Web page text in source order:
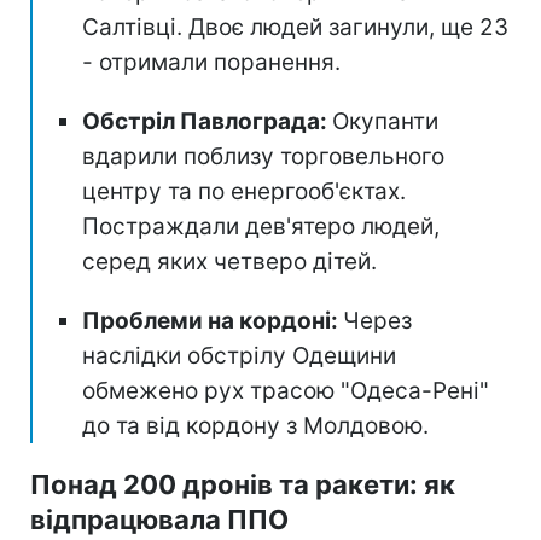
Салтівці. Двоє людей загинули, ще 23
- отримали поранення.
Обстріл Павлограда: Окупанти
вдарили поблизу торговельного
центру та по енергооб'єктах.
Постраждали дев'ятеро людей,
серед яких четверо дітей.
Проблеми на кордоні: Через
наслідки обстрілу Одещини
обмежено рух трасою "Одеса-Рені"
до та від кордону з Молдовою.
Понад 200 дронів та ракети: як
відпрацювала ППО